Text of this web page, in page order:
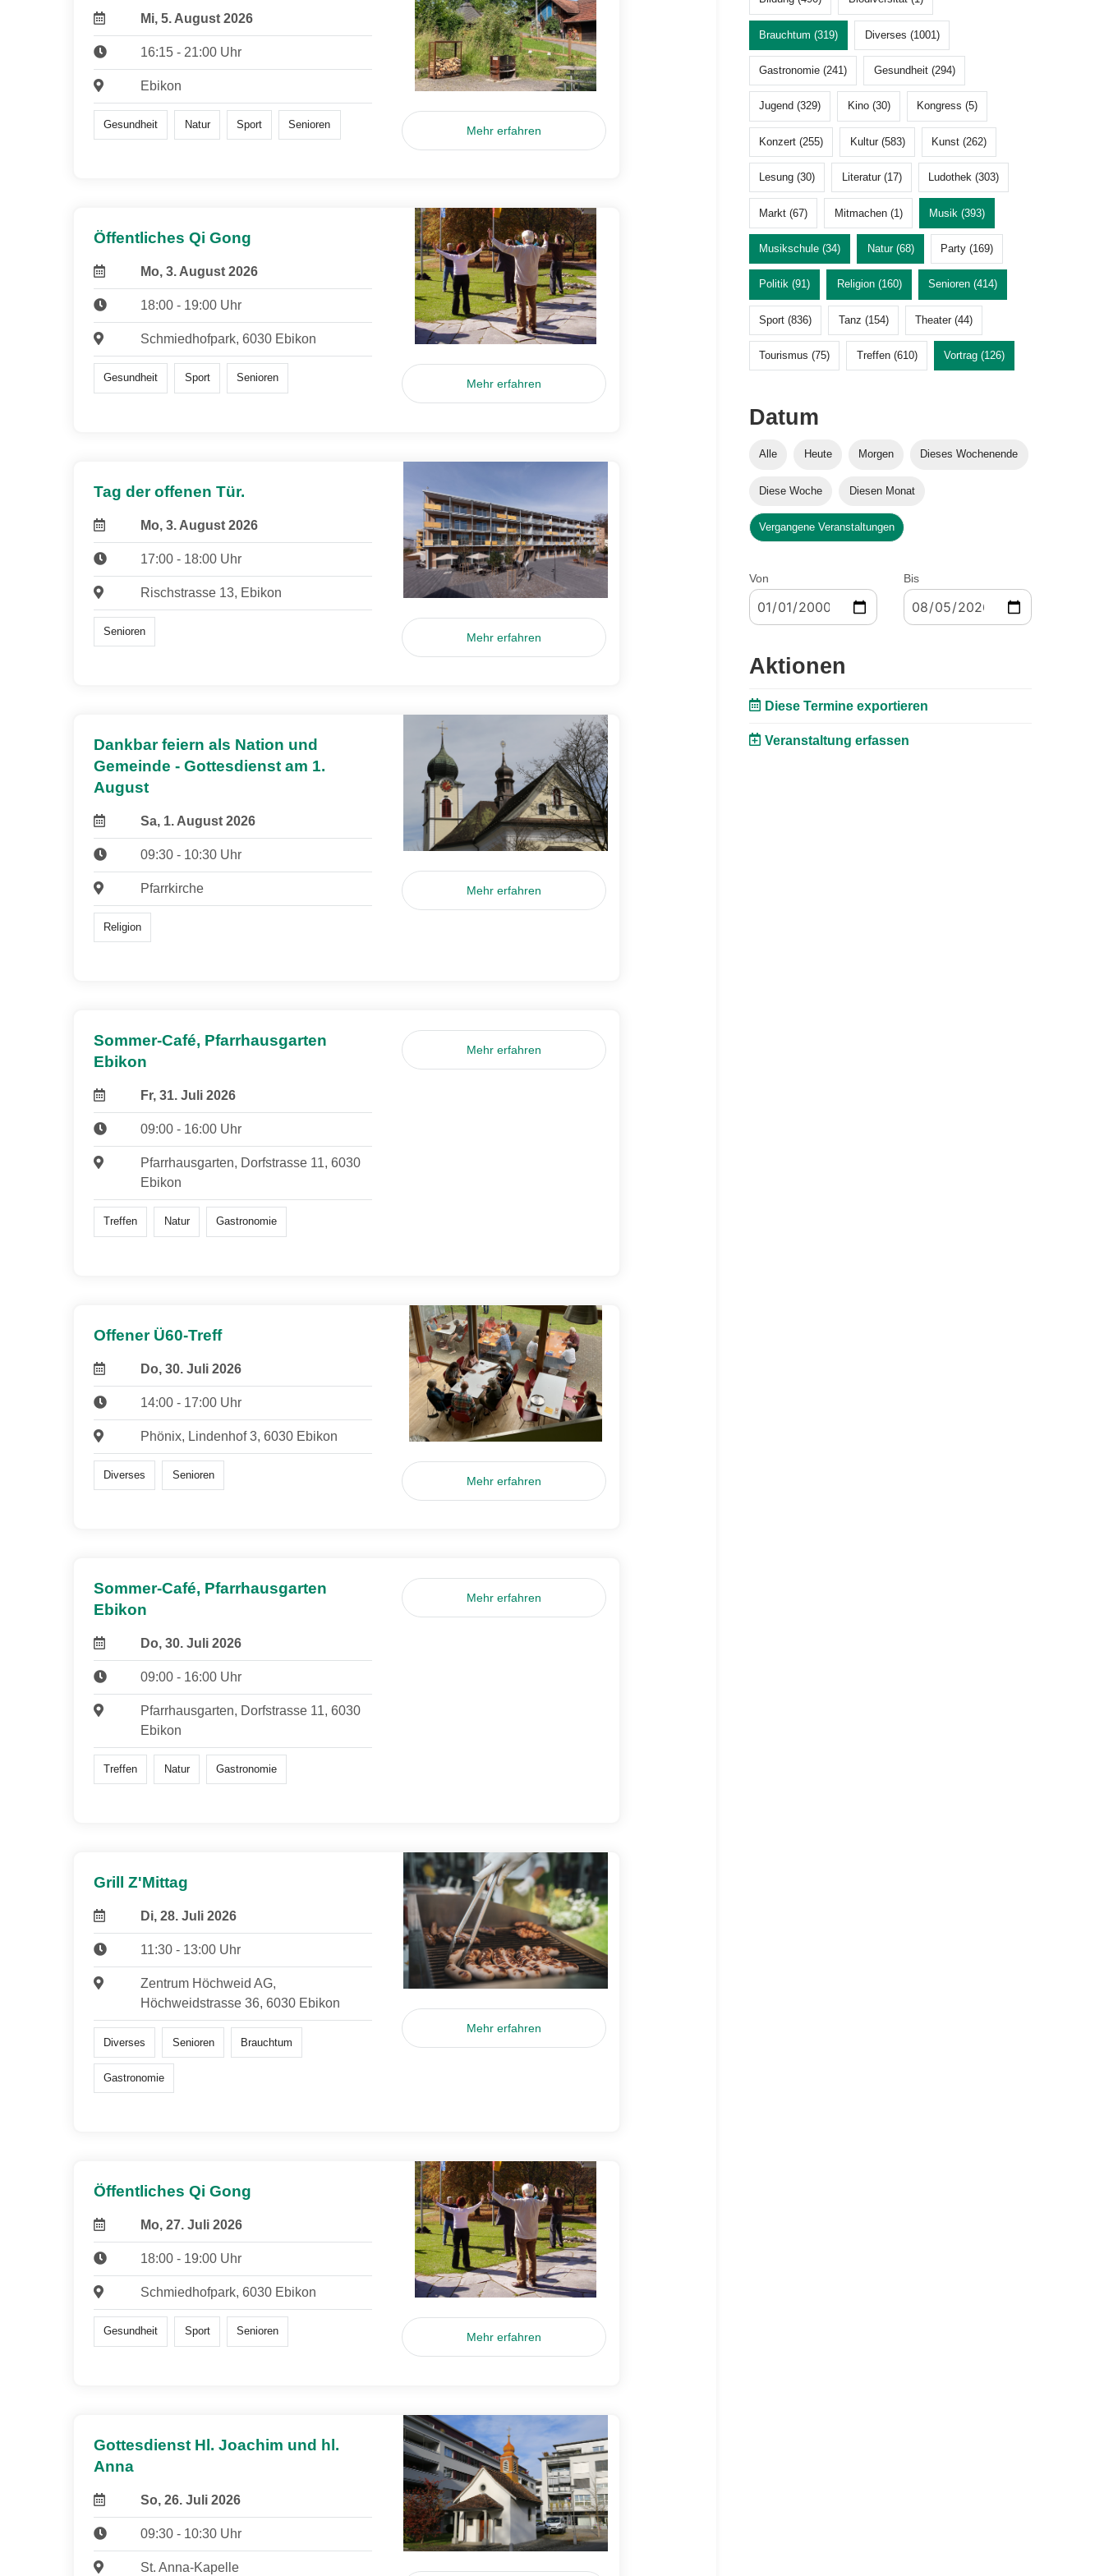
Mi, 5. August 2026
16:15 - 21:00 Uhr
Ebikon
Gesundheit Natur Sport Senioren Mehr erfahren
Öffentliches Qi Gong
Mo, 3. August 2026
18:00 - 19:00 Uhr
Schmiedhofpark, 6030 Ebikon
Gesundheit Sport Senioren Mehr erfahren
Tag der offenen Tür.
Mo, 3. August 2026
17:00 - 18:00 Uhr
Rischstrasse 13, Ebikon
Senioren Mehr erfahren
Dankbar feiern als Nation und
Gemeinde - Gottesdienst am 1.
August
Sa, 1. August 2026
09:30 - 10:30 Uhr
Pfarrkirche
Religion
Mehr erfahren
Sommer-Café, Pfarrhausgarten
Ebikon
Fr, 31. Juli 2026
09:00 - 16:00 Uhr
Pfarrhausgarten, Dorfstrasse 11, 6030
Ebikon
Treffen Natur Gastronomie
Mehr erfahren
Offener Ü60-Treff
Do, 30. Juli 2026
14:00 - 17:00 Uhr
Phönix, Lindenhof 3, 6030 Ebikon
Diverses Senioren Mehr erfahren
Sommer-Café, Pfarrhausgarten
Ebikon
Do, 30. Juli 2026
09:00 - 16:00 Uhr
Pfarrhausgarten, Dorfstrasse 11, 6030
Ebikon
Treffen Natur Gastronomie
Mehr erfahren
Grill Z'Mittag
Di, 28. Juli 2026
11:30 - 13:00 Uhr
Zentrum Höchweid AG,
Höchweidstrasse 36, 6030 Ebikon
Diverses Senioren Brauchtum
Gastronomie
Mehr erfahren
Öffentliches Qi Gong
Mo, 27. Juli 2026
18:00 - 19:00 Uhr
Schmiedhofpark, 6030 Ebikon
Gesundheit Sport Senioren Mehr erfahren
Gottesdienst Hl. Joachim und hl.
Anna
So, 26. Juli 2026
09:30 - 10:30 Uhr
St. Anna-Kapelle
Brauchtum (319) Diverses (1001)
Gastronomie (241) Gesundheit (294)
Jugend (329) Kino (30) Kongress (5)
Konzert (255) Kultur (583) Kunst (262)
Lesung (30) Literatur (17) Ludothek (303)
Markt (67) Mitmachen (1) Musik (393)
Musikschule (34) Natur (68) Party (169)
Politik (91) Religion (160) Senioren (414)
Sport (836) Tanz (154) Theater (44)
Tourismus (75) Treffen (610) Vortrag (126)
Datum
Alle Heute Morgen Dieses Wochenende
Diese Woche Diesen Monat
Vergangene Veranstaltungen
Von Bis
Aktionen
Diese Termine exportieren
Veranstaltung erfassen